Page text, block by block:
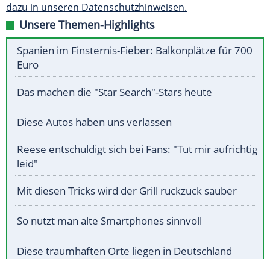
dazu in unseren Datenschutzhinweisen.
Unsere Themen-Highlights
Spanien im Finsternis-Fieber: Balkonplätze für 700
Euro
Das machen die "Star Search"-Stars heute
Diese Autos haben uns verlassen
Reese entschuldigt sich bei Fans: "Tut mir aufrichtig
leid"
Mit diesen Tricks wird der Grill ruckzuck sauber
So nutzt man alte Smartphones sinnvoll
Diese traumhaften Orte liegen in Deutschland